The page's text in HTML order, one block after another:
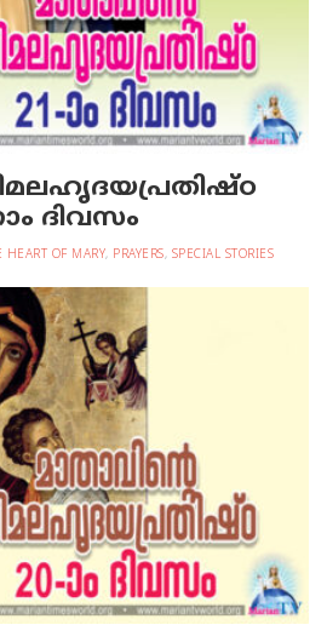
ദിവസം
HEART OF MARY, PRAYERS, SPECIAL STORIES